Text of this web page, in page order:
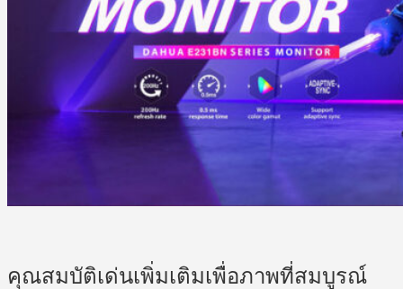
คุณสมบัติเด่นเพิ่มเติมเพื่อภาพที่สมบูรณ์